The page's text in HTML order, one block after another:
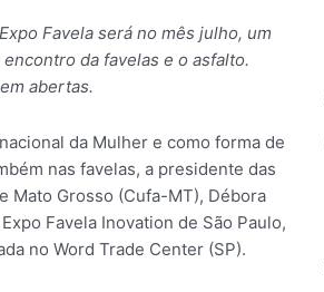
Favela será no mês julho, um
da favelas e o asfalto.
abertas.
da Mulher e como forma de
nas favelas, a presidente das
Mato Grosso (Cufa-MT), Débora
Favela Inovation de São Paulo,
no Word Trade Center (SP).